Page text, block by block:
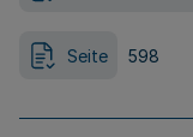
Seite 598